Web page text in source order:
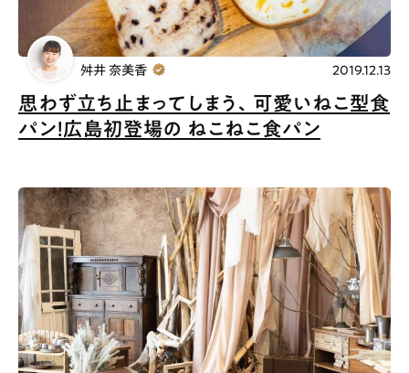
思わず立ち止まってしまう、可愛いねこ型食
パン！広島初登場の ねこねこ食パン
舛井 奈美香 2019.12.13